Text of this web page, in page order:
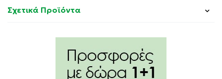
CERA ALBA/BEESWAX CIRE D’ABEILLE,
HYDROXYETHYL ACRYLATE/SODIUM
SODIUM STEAROYL GLUTAMATE, POLYGLYCERYL-3
BEESWAX/ POLYGLYCERYL-3 CIRE D’ABEILLE,
TOCOPHERYL ACETATE, POLYSORBATE 60,
Σχετικά Προϊόντα